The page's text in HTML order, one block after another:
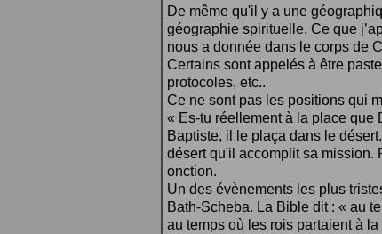
De même qu'il y a une
géographie spirituelle. Ce que
nous a donnée dans le corps de
Certains sont appelés à être
protocoles, etc..
Ce ne sont pas les positions qui
« Es-tu réellement à la place que
Baptiste, il le plaça dans le
désert qu'il accomplit sa mission.
onction.
Un des évènements les plus
Bath-Scheba. La Bible dit : « au
au temps où les rois partaient à